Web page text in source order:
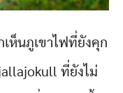
ห็นภูเขาไฟที่ยังคุก
ที่ยังไม่